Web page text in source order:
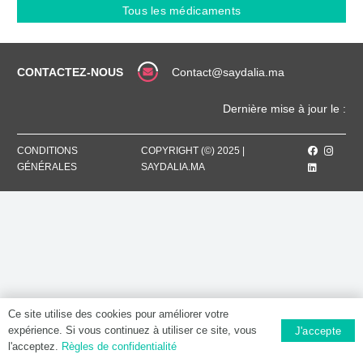
solvant
Tous les médicaments
CONTACTEZ-NOUS Contact@saydalia.ma
Dernière mise à jour le :
CONDITIONS
GÉNÉRALES
COPYRIGHT (©) 2025 |
SAYDALIA.MA
Ce site utilise des cookies pour améliorer votre
expérience. Si vous continuez à utiliser ce site, vous
l'acceptez. Règles de confidentialité
J'accepte